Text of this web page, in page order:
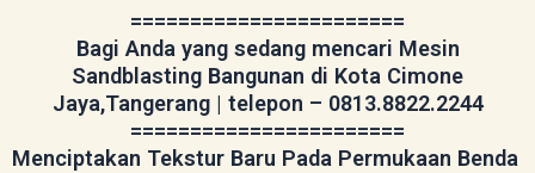
=======================
Bagi Anda yang sedang mencari Mesin
Sandblasting Bangunan di Kota Cimone
Jaya,Tangerang | telepon – 0813.8822.2244
=======================
Menciptakan Tekstur Baru Pada Permukaan Benda